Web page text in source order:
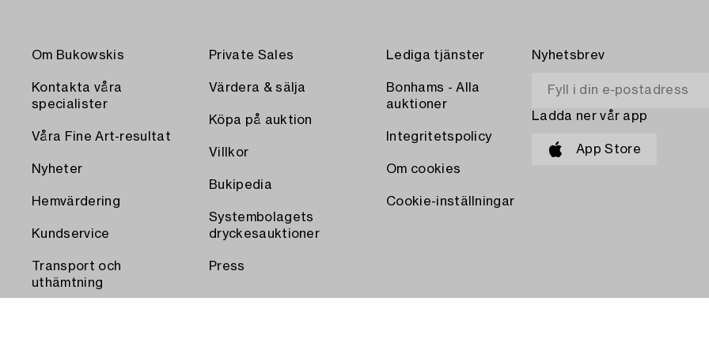
Om Bukowskis
Kontakta våra
specialister
Våra Fine Art-resultat
Nyheter
Hemvärdering
Kundservice
Transport och
uthämtning
Private Sales
Värdera & sälja
Köpa på auktion
Villkor
Bukipedia
Systembolagets
dryckesauktioner
Press
Lediga tjänster
Bonhams - Alla
auktioner
Integritetspolicy
Om cookies
Cookie-inställningar
Nyhetsbrev
Ladda ner vår app
App Store